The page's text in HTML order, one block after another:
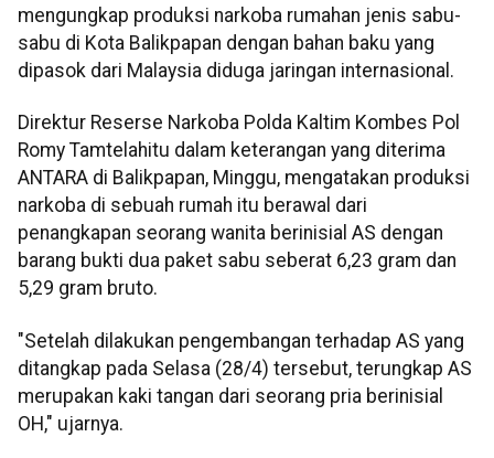
mengungkap produksi narkoba rumahan jenis sabu-
sabu di Kota Balikpapan dengan bahan baku yang
dipasok dari Malaysia diduga jaringan internasional.
Direktur Reserse Narkoba Polda Kaltim Kombes Pol
Romy Tamtelahitu dalam keterangan yang diterima
ANTARA di Balikpapan, Minggu, mengatakan produksi
narkoba di sebuah rumah itu berawal dari
penangkapan seorang wanita berinisial AS dengan
barang bukti dua paket sabu seberat 6,23 gram dan
5,29 gram bruto.
"Setelah dilakukan pengembangan terhadap AS yang
ditangkap pada Selasa (28/4) tersebut, terungkap AS
merupakan kaki tangan dari seorang pria berinisial
OH," ujarnya.